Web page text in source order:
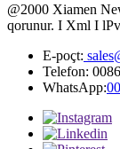
@2000 Xiamen
qorunur. I Xml I
E-poçt:
Telefon:
WhatsApp: